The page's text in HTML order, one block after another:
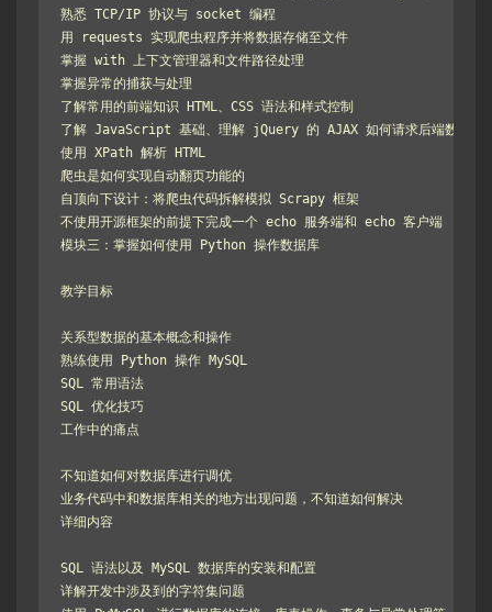
熟悉 TCP/IP 协议与 socket 编程
用 requests 实现爬虫程序并将数据存储至文件
掌握 with 上下文管理器和文件路径处理
掌握异常的捕获与处理
了解常用的前端知识 HTML、CSS 语法和样式控制
了解 JavaScript 基础、理解 jQuery 的 AJAX 如何请求后端数据做
使用 XPath 解析 HTML
爬虫是如何实现自动翻页功能的
自顶向下设计：将爬虫代码拆解模拟 Scrapy 框架
不使用开源框架的前提下完成一个 echo 服务端和 echo 客户端
模块三：掌握如何使用 Python 操作数据库
教学目标
关系型数据的基本概念和操作
熟练使用 Python 操作 MySQL
SQL 常用语法
SQL 优化技巧
工作中的痛点
不知道如何对数据库进行调优
业务代码中和数据库相关的地方出现问题，不知道如何解决
详细内容
SQL 语法以及 MySQL 数据库的安装和配置
详解开发中涉及到的字符集问题